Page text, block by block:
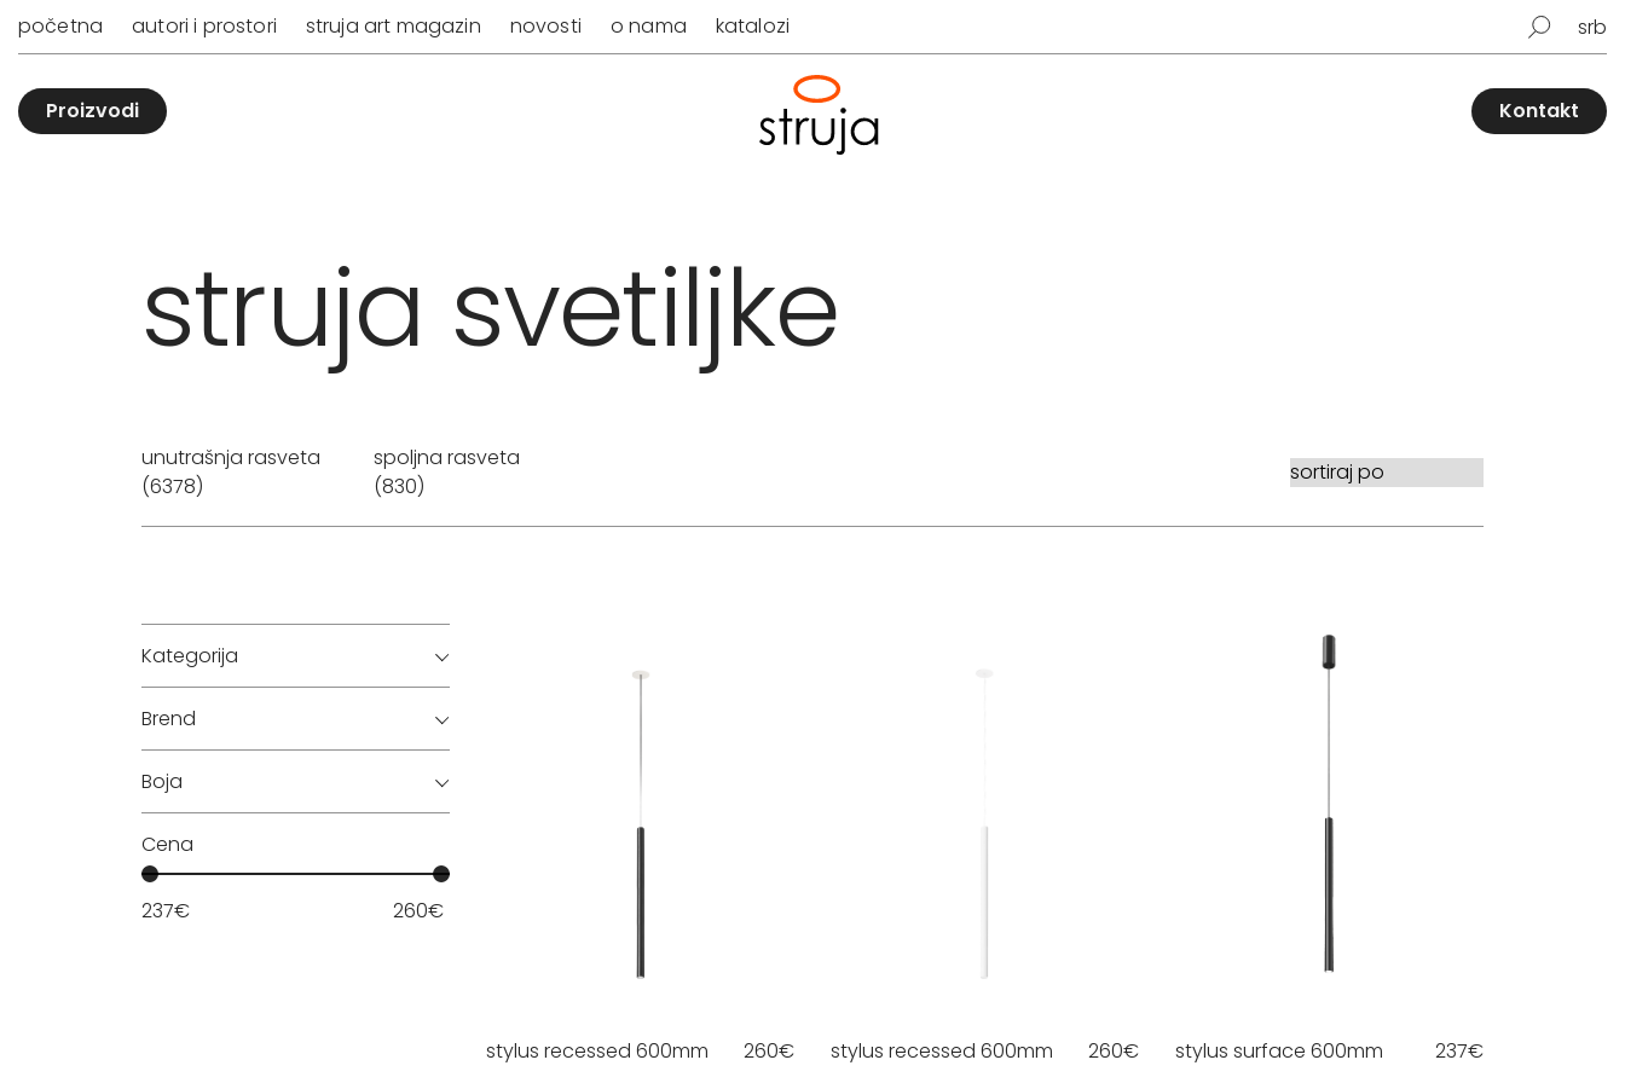
početna autori i prostori struja art magazin novosti o nama katalozi srb
Proizvodi Kontakt
struja svetiljke
unutrašnja rasveta
(6378)
spoljna rasveta
(830)
Kategorija
Brend
Boja
Cena
237€ 260€
stylus recessed 600mm 260€ stylus recessed 600mm 260€ stylus surface 600mm 237€